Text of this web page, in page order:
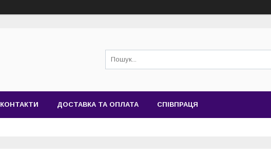
КОНТАКТИ ДОСТАВКА ТА ОПЛАТА СПІВПРАЦЯ